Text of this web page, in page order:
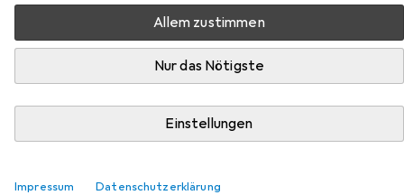
Allem zustimmen
Nur das Nötigste
Einstellungen
Impressum Datenschutzerklärung
Hier findest du passendes Zubehör zum Produkt VCM
Holz Stand Regal Mendas 3fach aus der Kategorie
Möbelgleiter + Schutzpuffer.
Relevanz